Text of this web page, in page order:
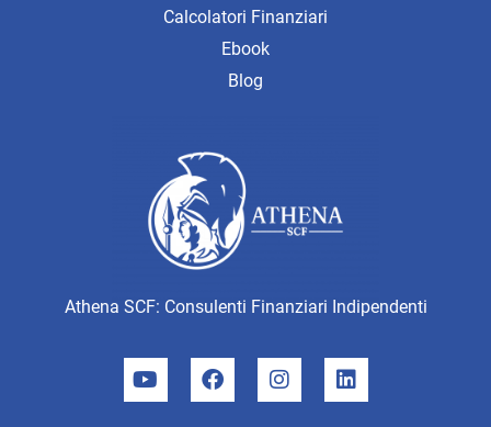
Athena SCF: Consulenti Finanziari Indipendenti
Calcolatori Finanziari
Ebook
Blog